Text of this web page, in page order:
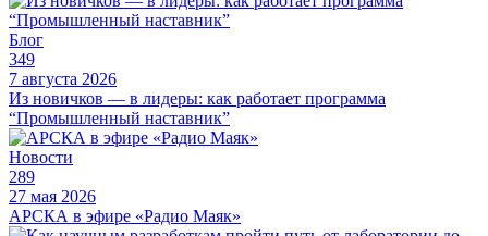
Блог
349
7 августа 2026
Из новичков — в лидеры: как работает программа
“Промышленный наставник”
Новости
289
27 мая 2026
АРСКА в эфире «Радио Маяк»